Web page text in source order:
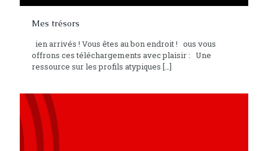
Mes trésors
ien arrivés ! Vous êtes au bon endroit ! ous vous
offrons ces téléchargements avec plaisir : Une
ressource sur les profils atypiques […]